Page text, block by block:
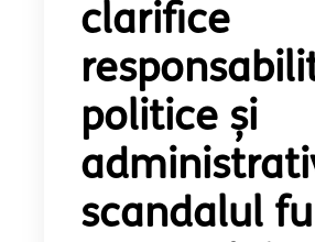
clarifice
politice și
scandalul